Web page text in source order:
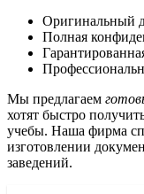
Оригинальный
Полная
Мы предлагаем
хотят быстро
учебы. Наша фирма
изготовлении
заведений.